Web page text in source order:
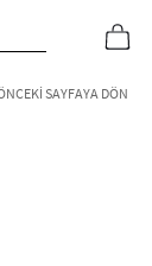
SAYFAYA DÖN